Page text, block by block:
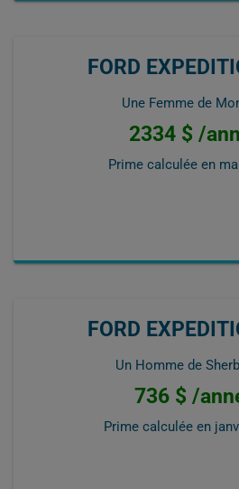
FORD
Une Femme de
2334 $ /
Prime calculée en
FORD
Un Homme de
736 $ /
Prime calculée en